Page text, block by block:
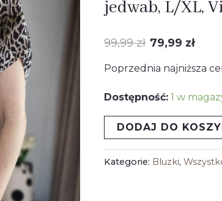
jedwab, L/XL,
99,99zł 99,99 zł.
79,99 zł
Poprzednia najniższa
Dostępność: 1 w
w
jedwab,
Vintage
DODAJ DO
Kategorie: Bluzki,